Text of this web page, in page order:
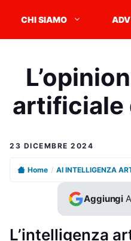
CHI SIAMO ADV
artificiale
23 DICEMBRE 2024
Home / AI INTELLIGENZA
Aggiungi
L’intelligenza